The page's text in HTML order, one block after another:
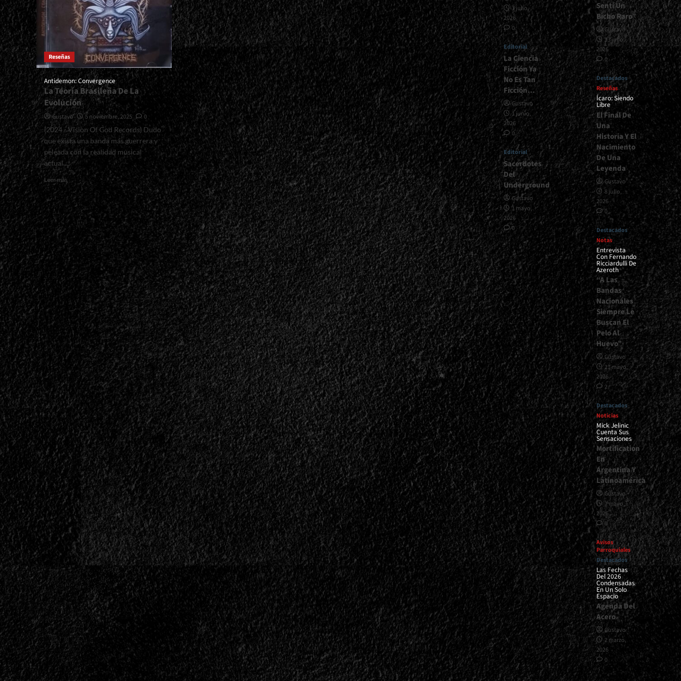
Reseñas
Antidemon: Convergence
La Teoría Brasileña De La
Evolución
Gustavo 5 noviembre, 2025
0
(2024 - Vision Of God Records) Dudo
que exista una banda más guerrera y
peleada con la realidad musical
actual...
Leer más Read
more
about
<small>Antidemon:
Convergence<span>
</span>
</small>
<div>La
Teoría
Brasileña
La
Evolución</div>
1 julio,
2026
0
Editorial
La Ciencia
Ficción Ya
No Es Tan
Ficción…
Gustavo
1 junio,
2026
0
Editorial
Sacerdotes
Del
Underground
Gustavo
1 mayo,
2026
0
Sentí Un
Bicho Raro”
Gustavo
13 julio,
2026
0
Destacados
Reseñas
Ícaro: Siendo
Libre
El Final De
Una
Historia Y El
Nacimiento
De Una
Leyenda
Gustavo
8 julio,
2026
0
Destacados
Notas
Entrevista
Con Fernando
Ricciardulli De
Azeroth
“A Las
Bandas
Nacionales
Siempre Le
Buscan El
Pelo Al
Huevo”
Gustavo
21 mayo,
2026
2
Destacados
Noticias
Mick Jelinic
Cuenta Sus
Sensaciones
Mortification
En
Argentina Y
Latinoamérica
Gustavo
7 mayo,
2026
0
Avisos
Parroquiales
Destacados
Las Fechas
Del 2026
Condensadas
En Un Solo
Espacio
Agenda Del
Acero
Gustavo
2 marzo,
2026
0